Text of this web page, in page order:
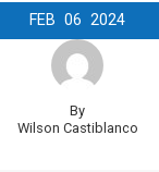
FEB 06 2024
By
Wilson Castiblanco